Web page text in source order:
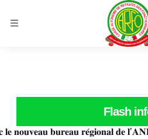
Flash
𝐛𝐮𝐫𝐞𝐚𝐮 𝐫𝐞́𝐠𝐢𝐨𝐧𝐚𝐥 𝐝𝐞 𝐥’𝐀𝐍𝐑𝐁𝐅